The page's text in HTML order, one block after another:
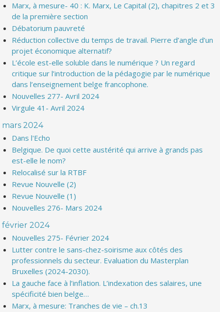
Marx, à mesure- 40 : K. Marx, Le Capital (2), chapitres 2 et 3
de la première section
Débatorium pauvreté
Réduction collective du temps de travail. Pierre d’angle d’un
projet économique alternatif?
L’école est-elle soluble dans le numérique ? Un regard
critique sur l’introduction de la pédagogie par le numérique
dans l’enseignement belge francophone.
Nouvelles 277- Avril 2024
Virgule 41- Avril 2024
mars 2024
Dans l'Echo
Belgique. De quoi cette austérité qui arrive à grands pas
est-elle le nom?
Relocalisé sur la RTBF
Revue Nouvelle (2)
Revue Nouvelle (1)
Nouvelles 276- Mars 2024
février 2024
Nouvelles 275- Février 2024
Lutter contre le sans-chez-soirisme aux côtés des
professionnels du secteur. Evaluation du Masterplan
Bruxelles (2024-2030).
La gauche face à l’inflation. L’indexation des salaires, une
spécificité bien belge…
Marx, à mesure: Tranches de vie – ch.13